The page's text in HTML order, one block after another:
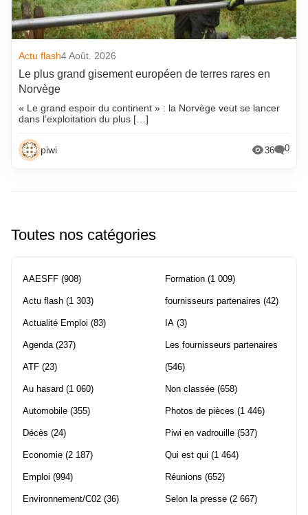
Actu flash4 Août. 2026
Le plus grand gisement européen de terres rares en
Norvège
« Le grand espoir du continent » : la Norvège veut se lancer
dans l’exploitation du plus […]
piwi 36 0
Toutes nos catégories
AAESFF (908)
Actu flash (1 303)
Actualité Emploi (83)
Agenda(237)
ATF (23)
Au hasard (1 060)
Automobile (355)
Décès (24)
Economie (2 187)
Emploi (994)
Environnement/C02 (36)
Formation (1 009)
fournisseurs partenaires (42)
IA (3)
Les fournisseurs partenaires
(546)
Non classée (658)
Photos de pièces (1 446)
Piwi en vadrouille (537)
Qui est qui (1 464)
Réunions (652)
Selon la presse (2 667)